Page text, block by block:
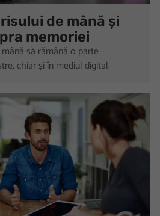
de mână și
memoriei
să rămână o parte
chiar și în mediul digital.